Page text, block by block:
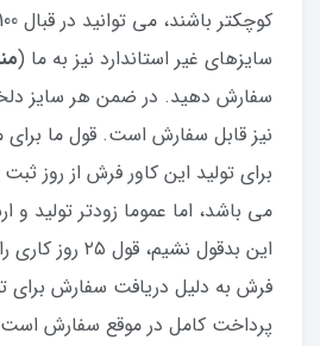
سایزهای غیر استاندارد نیز به ما (
نیز قابل سفارش است. قول ما برای
می باشد، اما عموما زودتر تولید
این بدقول نشیم،
فرش به دلیل دریافت سفارش برای
پرداخت کامل در موقع سفارش است